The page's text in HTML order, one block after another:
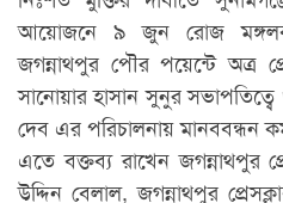
আয়োজনে ৯ জুন রোজ
জগন্নাথপুর পৌর পয়েন্টে অত্র
সানোয়ার হাসান সুনুর
দেব এর পরিচালনায় মানববন্ধন
এতে বক্তব্য রাখেন জগন্নাথপুর
উদ্দিন বেলাল, জগন্নাথপুর